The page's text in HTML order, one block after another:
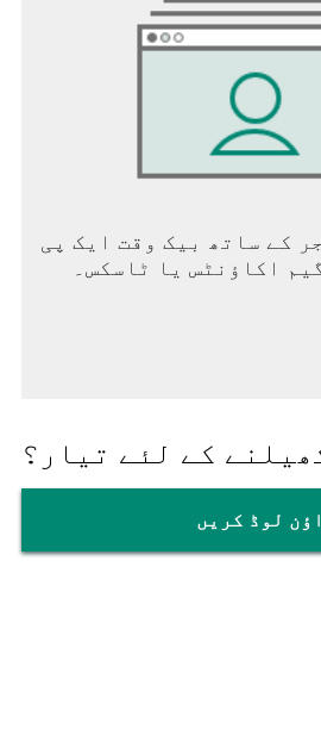
کے ساتھ بیک وقت ایک پی
اکاؤنٹس یا ٹاسکس۔
کے لئے تیار؟
لوڈ کریں